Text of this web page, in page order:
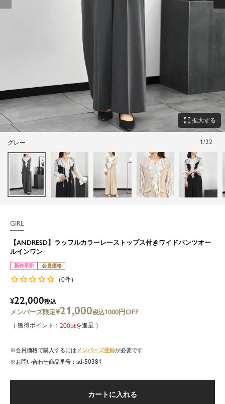
zoom_out_map 拡大する
グレー 1/22
GIRL
【ANDRESD】ラッフルカラーレーストップス付きワイドパンツオー
ルインワン
新作早割 会員価格
（0件）
¥22,000税込
¥21,000税込1000円OFF
200 を進呈
会員価格で購入するには メンバーズ登録が必要です
商品番号
ad-50381
カートに入れる